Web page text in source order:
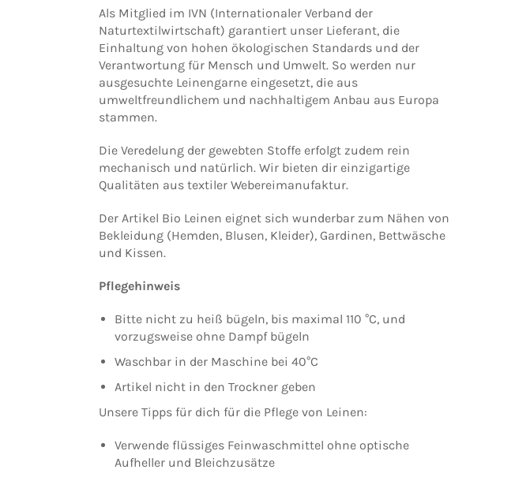
Als Mitglied im IVN (Internationaler Verband der
Naturtextilwirtschaft) garantiert unser Lieferant, die
Einhaltung von hohen ökologischen Standards und der
Verantwortung für Mensch und Umwelt. So werden nur
ausgesuchte Leinengarne eingesetzt, die aus
umweltfreundlichem und nachhaltigem Anbau aus Europa
stammen.
Die Veredelung der gewebten Stoffe erfolgt zudem rein
mechanisch und natürlich. Wir bieten dir einzigartige
Qualitäten aus textiler Webereimanufaktur.
Der Artikel Bio Leinen eignet sich wunderbar zum Nähen von
Bekleidung (Hemden, Blusen, Kleider), Gardinen, Bettwäsche
und Kissen.
Pflegehinweis
Bitte nicht zu heiß bügeln, bis maximal 110 °C, und
vorzugsweise ohne Dampf bügeln
Waschbar in der Maschine bei 40°C
Artikel nicht in den Trockner geben
Unsere Tipps für dich für die Pflege von Leinen:
Verwende flüssiges Feinwaschmittel ohne optische
Aufheller und Bleichzusätze